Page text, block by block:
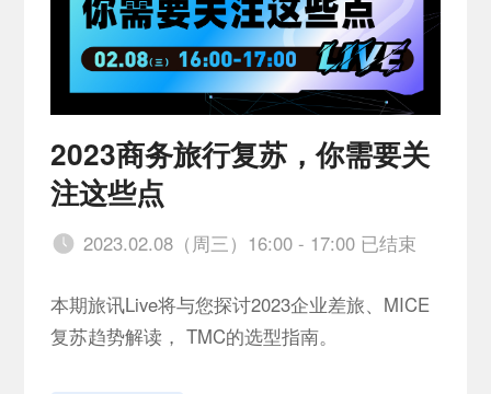
2023商务旅行复苏，你需要关
注这些点
2023.02.08（周三）16:00 - 17:00 已结束
本期旅讯Live将与您探讨2023企业差旅、MICE
复苏趋势解读， TMC的选型指南。